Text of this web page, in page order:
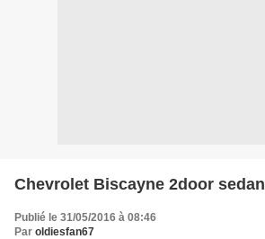
Chevrolet Biscayne 2door
Publié le 31/05/2016 à 08:46
Par oldiesfan67